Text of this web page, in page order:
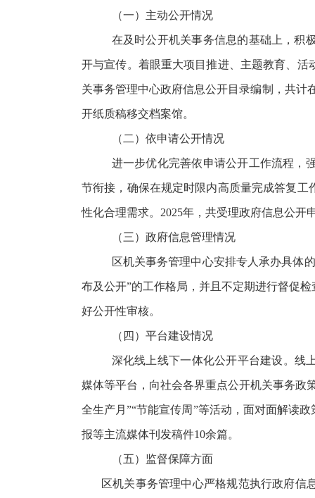
（一）主动公开情况
在及时公开机关事务信息的基础上，积
开与宣传。着眼重大项目推进、主题教育、
关事务管理中心政府信息公开目录编制，共计
开纸质稿移交档案馆。
（二）依申请公开情况
进一步优化完善依申请公开工作流程，
节衔接，确保在规定时限内高质量完成答复
性化合理需求。 2025年，共受理政府信息公开
（三）政府信息管理情况
区机关事务管理中心安排专人承办具体
布及公开”的工作格局，并且不定期进行督促
好公开性审核。
（四）平台建设情况
深化线上线下一体化公开平台建设。线
媒体等平台，向社会各界重点公开机关事务政
全生产月”“节能宣传周”等活动，面对面解读
报等主流媒体刊发稿件10余篇。
（五）监督保障方面
区机关事务管理中心严格规范执行政府信